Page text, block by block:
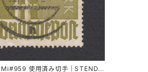
Mi#959 使用済み切手｜STENDA